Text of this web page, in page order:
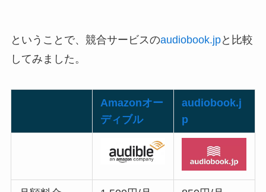
ということで、競合サービスのaudiobook.jpと比較
してみました。
Amazonオー
ディブル
audiobook.j
p